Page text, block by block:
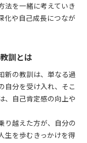
法を一緒に考えていき
化や自己成長につなが
訓とは
新の教訓は、単なる過
自分を受け入れ、そこ
、自己肯定感の向上や
り越えた方が、自分の
生を歩むきっかけを得